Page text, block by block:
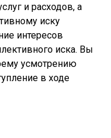
и расходов, а
иску
интересов
иска. Вы
усмотрению
в ходе